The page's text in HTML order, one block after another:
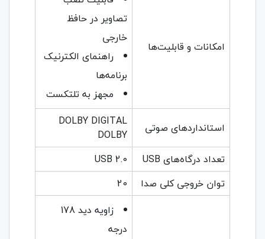
امکانات و قابلیت‌ها
تصاویر در حافظ
خارجی
راهنمای الکترنیک
برنامه‌ها
مجهز به تلتکست
استانداردهای صوتی
DOLBY DIGITAL
DOLBY
تعداد درگاه‌های USB
USB 2.0
توان خروجی کلی صدا
20
زاویه دید 178
درجه